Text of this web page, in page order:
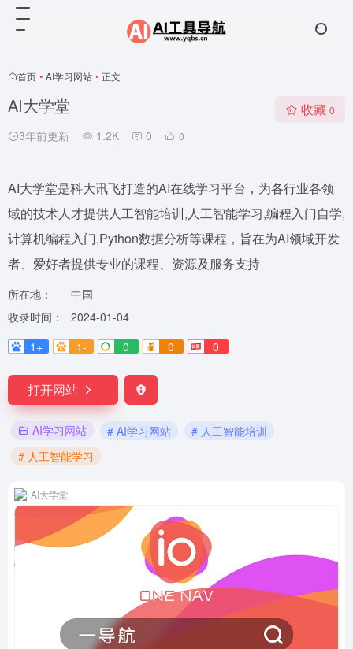
首页 • AI学习网站 • 正文
AI大学堂
3年前更新 1.2K 0 0
收藏 0
AI大学堂是科大讯飞打造的AI在线学习平台，为各行业各领
域的技术人才提供人工智能培训,人工智能学习,编程入门自学,
计算机编程入门,Python数据分析等课程，旨在为AI领域开发
者、爱好者提供专业的课程、资源及服务支持
所在地：
中国
收录时间：
2024-01-04
1+
1- 0 0 0
打开网站
AI学习网站 # AI学习网站
# 人工智能培训
# 人工智能学习
AI大学堂